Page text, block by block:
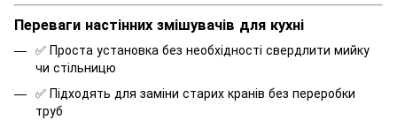
Переваги настінних змішувачів для кухні
✅ Проста установка без необхідності свердлити мийку
чи стільницю
✅ Підходять для заміни старих кранів без переробки
труб